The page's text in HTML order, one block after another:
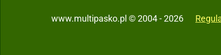
www.multipasko.pl © 2004 - 2026